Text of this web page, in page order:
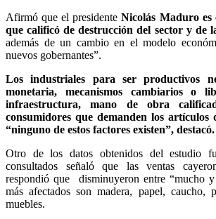
Afirmó que el presidenteNicolás Maduro es
que calificó de destrucción del sector y de
además de un cambio en el modelo
nuevos gobernantes”.
Los industriales para ser productivos
monetaria, mecanismos cambiarios o
infraestructura, mano de obra
consumidores que demanden los artículos
“ninguno de estos factores existen”, destacó.
Otro de los datos obtenidos del estudio
consultados señaló que las ventas
respondió que disminuyeron entre “mucho
más afectados son madera, papel, caucho,
muebles.